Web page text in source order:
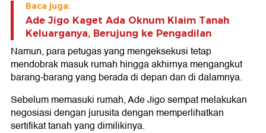
Baca juga:
Ade Jigo Kaget Ada Oknum Klaim Tanah
Keluarganya, Berujung ke Pengadilan
Namun, para petugas yang mengeksekusi tetap
mendobrak masuk rumah hingga akhirnya mengangkut
barang-barang yang berada di depan dan di dalamnya.
Sebelum memasuki rumah, Ade Jigo sempat melakukan
negosiasi dengan jurusita dengan memperlihatkan
sertifikat tanah yang dimilikinya.